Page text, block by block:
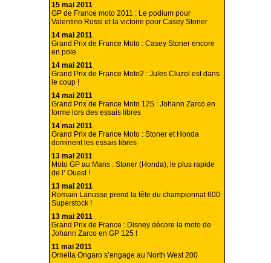
15 mai 2011
GP de France moto 2011 : Le podium pour
Valentino Rossi et la victoire pour Casey Stoner
14 mai 2011
Grand Prix de France Moto : Casey Stoner encore
en pole
14 mai 2011
Grand Prix de France Moto2 : Jules Cluzel est dans
le coup !
14 mai 2011
Grand Prix de France Moto 125 : Johann Zarco en
forme lors des essais libres
14 mai 2011
Grand Prix de France Moto : Stoner et Honda
dominent les essais libres
13 mai 2011
Moto GP au Mans : Stoner (Honda), le plus rapide
de l’ Ouest !
13 mai 2011
Romain Lanusse prend la tête du championnat 600
Superstock !
13 mai 2011
Grand Prix de France : Disney décore la moto de
Johann Zarco en GP 125 !
11 mai 2011
Ornella Ongaro s’engage au North West 200